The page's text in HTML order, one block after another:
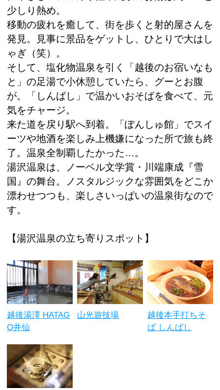
少しり熱め。
移動の疲れを癒して、街を歩くと射的屋さんを
発見。見事に景品をゲットし、ひとりで大はし
ゃぎ（笑）。
そして、塩化物温泉を引く「越後のお宿いなも
と」の足湯で小休憩していたら、グーとお腹
が。「しんばし」で温かいおそばを食べて、元
気をチャージ。
来た道を戻り駅へ到着。「ぽんしゅ館」でスイ
ーツや地酒を楽しみ上機嫌になった所で旅も終
了。温泉全制覇したかった…。
湯沢温泉は、ノーベル文学賞・川端康成『雪
国』の舞台。ノスタルジックな雰囲気をどこか
漂わせつつも、楽しさいっぱいの温泉街なので
す。
【湯沢温泉の立ち寄りスポット】
越後湯澤 HATAG
O井仙
山光遊技場
越後本手打ちそ
ば しんばし